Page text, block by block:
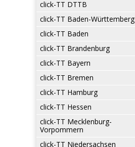
click-TT DTTB
click-TT Baden-Württemberg
click-TT Baden
click-TT Brandenburg
click-TT Bayern
click-TT Bremen
click-TT Hamburg
click-TT Hessen
click-TT Mecklenburg-
Vorpommern
click-TT Niedersachsen